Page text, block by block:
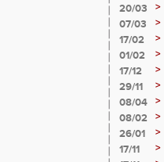
20/03
>
07/03
>
17/02
>
01/02
>
17/12
>
29/11
>
08/04
>
08/02
>
26/01
>
17/11
>